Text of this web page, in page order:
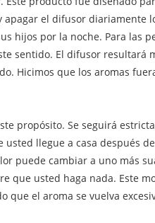
el difusor
hijos por la noche. Para las
sentido. El difusor resultará
Hicimos que los aromas
propósito. Se seguirá
llegue a casa después
puede cambiar a uno más
que usted haga nada. Este
que el aroma se vuelva